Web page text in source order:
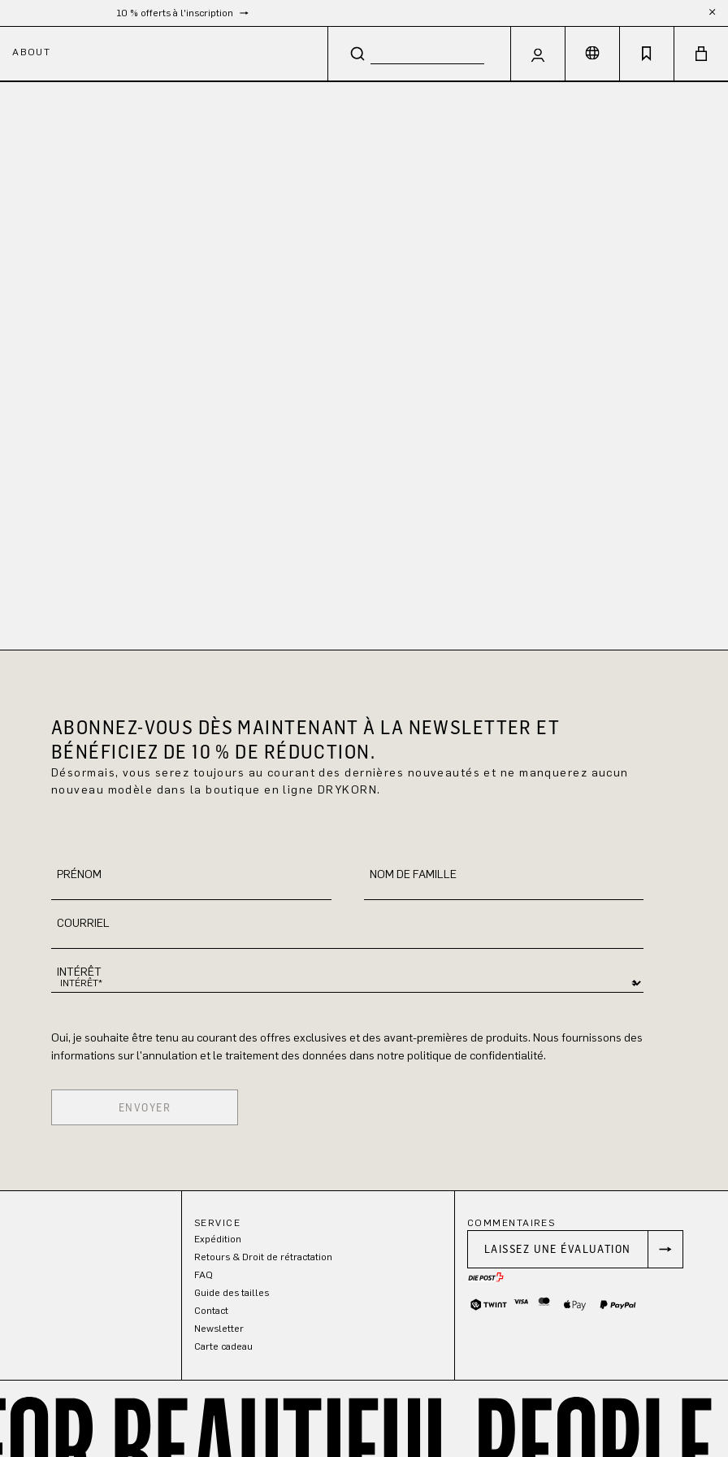
10 % offerts à l'inscription
ABOUT
ABONNEZ-VOUS DÈS MAINTENANT À LA NEWSLETTER ET
BÉNÉFICIEZ DE 10 % DE RÉDUCTION.
Désormais, vous serez toujours au courant des dernières nouveautés et ne manquerez aucun
nouveau modèle dans la boutique en ligne DRYKORN.
PRÉNOM NOM DE FAMILLE
COURRIEL
INTÉRÊT
Oui, je souhaite être tenu au courant des offres exclusives et des avant-premières de produits. Nous fournissons des
informations sur l'annulation et le traitement des données dans notre politique de confidentialité.
ENVOYER
SERVICE
Expédition
Retours & Droit de rétractation
FAQ
Guide des tailles
Contact
Newsletter
Carte cadeau
COMMENTAIRES
LAISSEZ UNE ÉVALUATION